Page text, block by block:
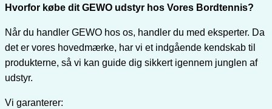
Hvorfor købe dit GEWO udstyr hos Vores Bordtennis?
Når du handler GEWO hos os, handler du med eksperter. Da
det er vores hovedmærke, har vi et indgående kendskab til
produkterne, så vi kan guide dig sikkert igennem junglen af
udstyr.
Vi garanterer: